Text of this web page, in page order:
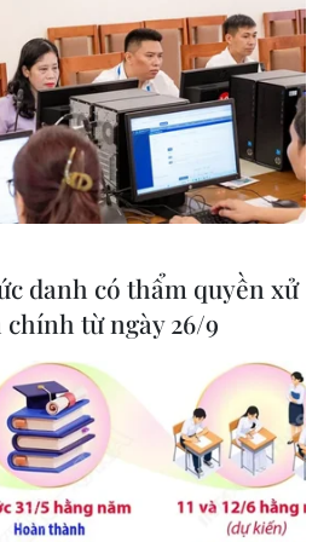
Đảng Trung
- đô thị dưới
chất Trương
Quốc vào
Quốc lung
danh có thẩm quyền xử
từ ngày 26/9